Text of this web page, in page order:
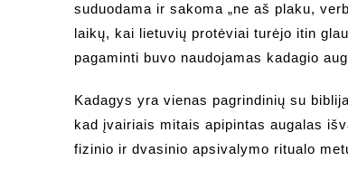
suduodama ir sakoma „ne aš plaku,
laikų, kai lietuvių protėviai turėjo itin
pagaminti buvo naudojamas kadagio
Kadagys yra vienas pagrindinių su
kad įvairiais mitais apipintas augalas
fizinio ir dvasinio apsivalymo ritualo